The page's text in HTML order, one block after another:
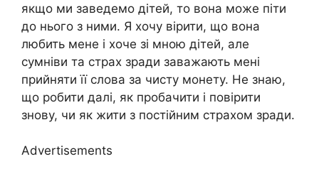
якщо ми заведемо дітей, то вона може піти
до нього з ними. Я хочу вірити, що вона
любить мене і хоче зі мною дітей, але
сумніви та страх зради заважають мені
прийняти її слова за чисту монету. Не знаю,
що робити далі, як пробачити і повірити
знову, чи як жити з постійним страхом зради.
Advertisements